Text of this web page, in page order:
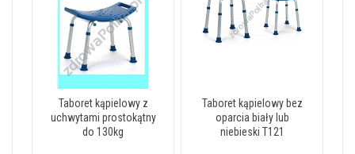
Taboret kąpielowy z
uchwytami prostokątny
do 130kg
Taboret kąpielowy bez
oparcia biały lub
niebieski T121